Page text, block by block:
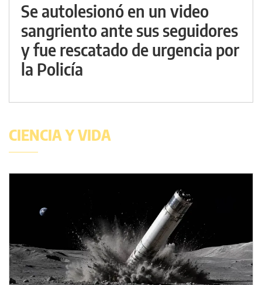
Se autolesionó en un video
sangriento ante sus seguidores
y fue rescatado de urgencia por
la Policía
CIENCIA Y VIDA